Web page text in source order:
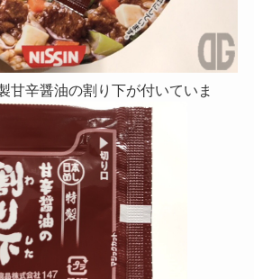
甘辛醤油の割り下が付いていま